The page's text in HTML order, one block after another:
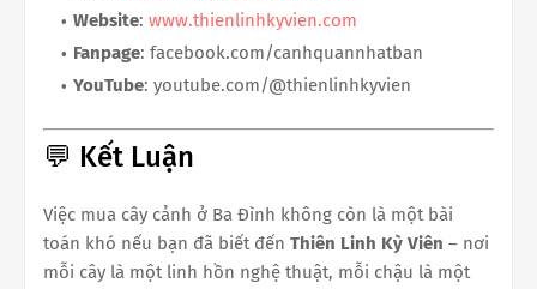
Website: www.thienlinhkyvien.com
Fanpage: facebook.com/canhquannhatban
YouTube: youtube.com/@thienlinhkyvien
💬 Kết Luận
Việc mua cây cảnh ở Ba Đình không còn là một bài
toán khó nếu bạn đã biết đến Thiên Linh Kỳ Viên – nơi
mỗi cây là một linh hồn nghệ thuật, mỗi chậu là một